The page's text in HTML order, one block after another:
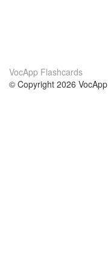
VocApp Flashcards
© Copyright 2026 VocApp